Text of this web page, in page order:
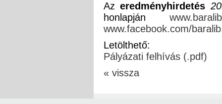
Azeredményhirdetés
honlapján
www.facebook.com/baralib
Letölthető:
Pályázati felhívás (.pdf)
« vissza